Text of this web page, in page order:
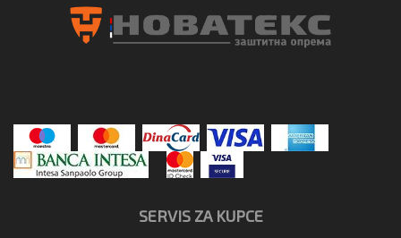
SERVIS ZA KUPCE